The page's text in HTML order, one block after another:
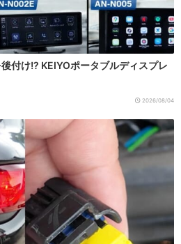
付け!? KEIYOポータブルディスプレ
2026/08/04